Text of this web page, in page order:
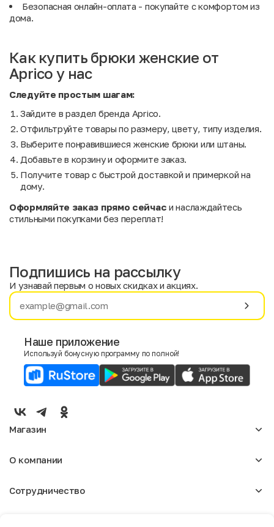
Безопасная онлайн-оплата - покупайте с комфортом из
дома.
Как купить брюки женские от
Aprico у нас
Следуйте простым шагам:
Зайдите в раздел бренда Aprico.
Отфильтруйте товары по размеру, цвету, типу изделия.
Выберите понравившиеся женские брюки или штаны.
Добавьте в корзину и оформите заказ.
Получите товар с быстрой доставкой и примеркой на
дому.
Оформляйте заказ прямо сейчас и наслаждайтесь
стильными покупками без переплат!
Имя
E-mail
Мужской
Подпишись на рассылку
И узнавай первым о новых скидках и акциях.
Наше приложение
Используй бонусную программу по полной!
Магазин
Мужское
О компании
Отзывы
Сотрудничество